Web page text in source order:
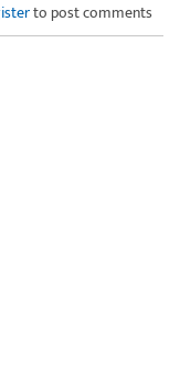
to post comments